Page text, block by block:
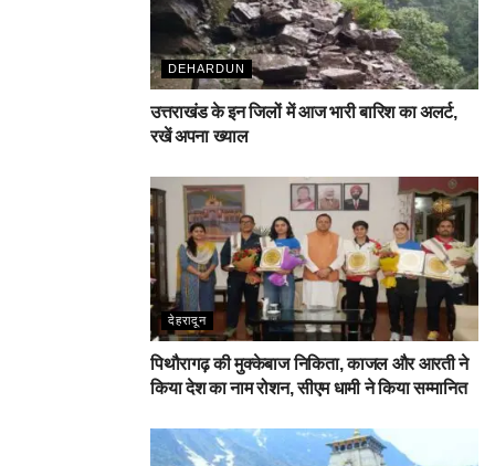
DEHARDUN
उत्तराखंड के इन जिलों में आज भारी बारिश का अलर्ट,
रखें अपना ख्याल
देहरादून
पिथौरागढ़ की मुक्केबाज निकिता, काजल और आरती ने
किया देश का नाम रोशन, सीएम धामी ने किया सम्मानित